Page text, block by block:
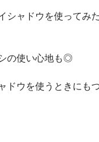
シャドウを使って
の使い心地も◎
ドウを使うときにも